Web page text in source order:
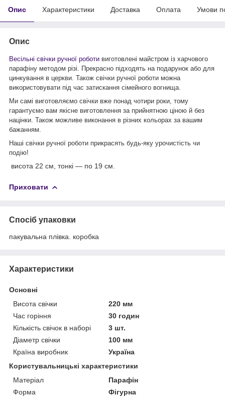
Опис Характеристики Доставка Оплата Умови
Опис
Весільні свічки ручної роботи виготовлені майстром із харчового
парафіну методом різі. Прекрасно підходять на подарунок або для
цинкування в церкви. Також свічки ручної роботи можна
використовувати під час затискання сімейного вогнища.
Ми самі виготовляємо свічки вже понад чотири роки, тому
гарантуємо вам якісне виготовлення за прийнятною ціною й без
націнки. Також можливе виконання в різних кольорах за вашим
бажанням.
Наші свічки ручної роботи прикрасять будь-яку урочистість чи
подію!
висота 22 см, тонкі — по 19 см.
Приховати
Спосіб упаковки
пакувальна плівка. коробка
Характеристики
Основні
Висота свічки
220 мм
Час горіння
30 годин
Кількість свічок в наборі
3 шт.
Діаметр свічки
100 мм
Країна виробник
Україна
Користувальницькі характеристики
Матеріал
Парафін
Форма
Фігурна